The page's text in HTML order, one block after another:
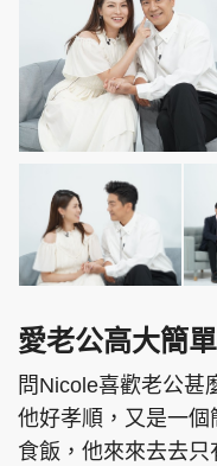
愛老公高大簡
問Nicole喜歡老公甚
他好孝順，又是一
食飯，他來來去去